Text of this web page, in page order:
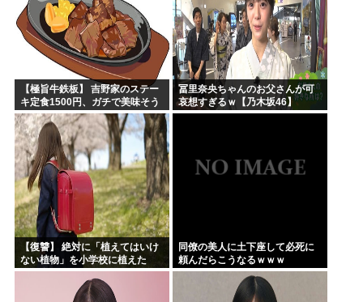
【極旨牛鉄板】 吉野家のステー
キ定食1500円、ガチで美味そう
ｗｗｗ
冨里奈央ちゃんのお父さんが可
哀想すぎるｗ【乃木坂46】
【復讐】 絶対に「植えてはいけ
ない植物」を小学校に植えた
→20年経って見に行くと…
「！？」衝撃の光景が・・・
同僚の美人に土下座して必死に
頼んだらこうなるｗｗｗ